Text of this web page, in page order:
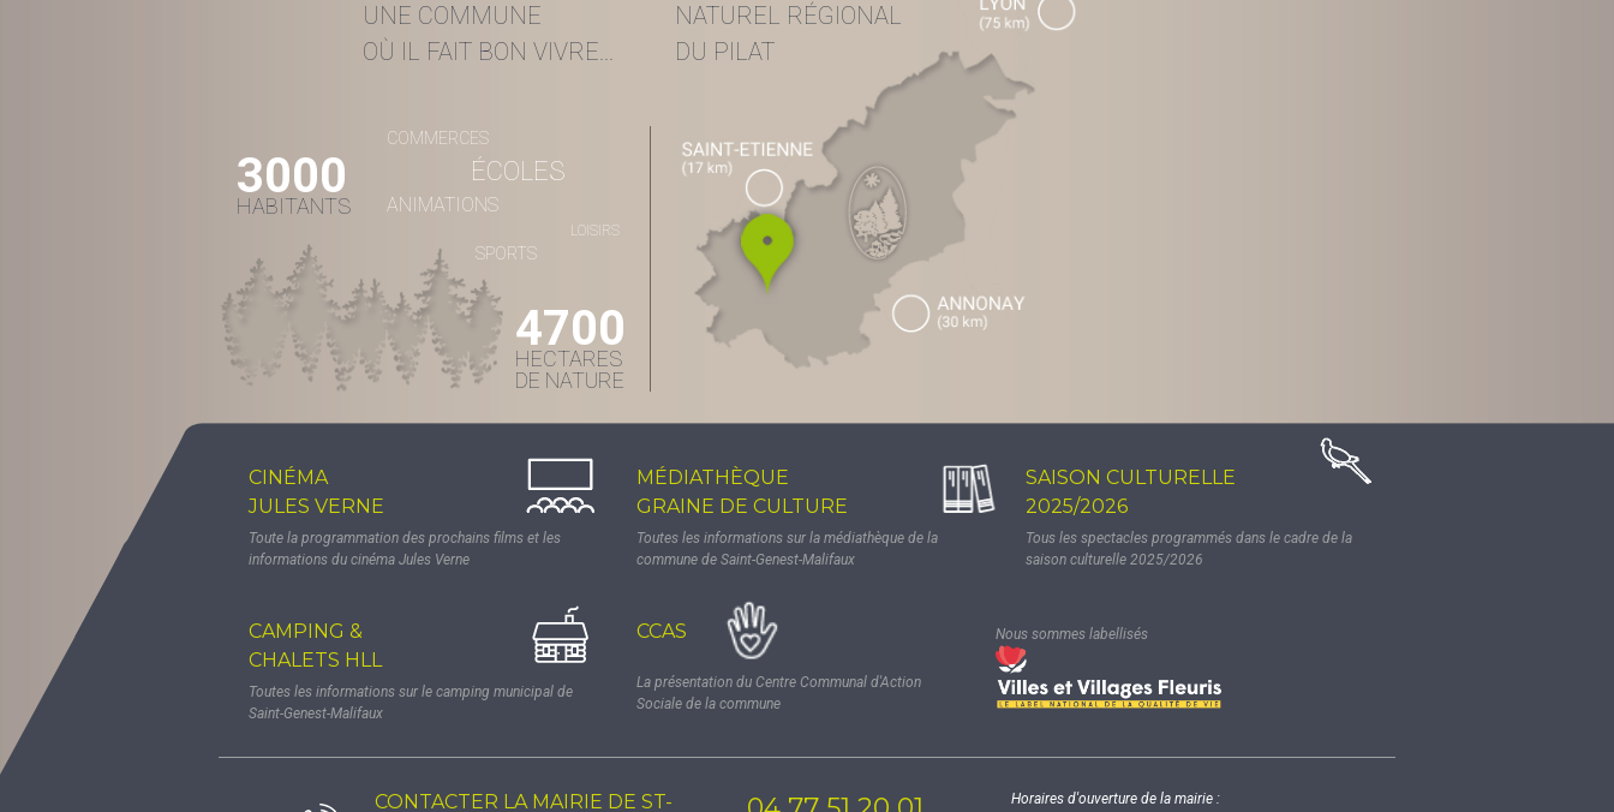
UNE COMMUNE
OÙ IL FAIT BON VIVRE...
3000
HABITANTS
COMMERCES
ÉCOLES
ANIMATIONS
LOISIRS
SPORTS
4700
HECTARES
DE NATURE
NATUREL RÉGIONAL
DU PILAT
CINÉMA
JULES VERNE
Toute la programmation des prochains films et les
informations du cinéma Jules Verne
MÉDIATHÈQUE
GRAINE DE CULTURE
Toutes les informations sur la médiathèque de la
commune de Saint-Genest-Malifaux
SAISON CULTURELLE
2025/2026
Tous les spectacles programmés dans le cadre de la
saison culturelle 2025/2026
CAMPING &
CHALETS HLL
Toutes les informations sur le camping municipal de
Saint-Genest-Malifaux
CCAS
La présentation du Centre Communal d'Action
Sociale de la commune
Nous sommes labellisés
CONTACTER LA MAIRIE DE ST- Horaires d'ouverture de la mairie :